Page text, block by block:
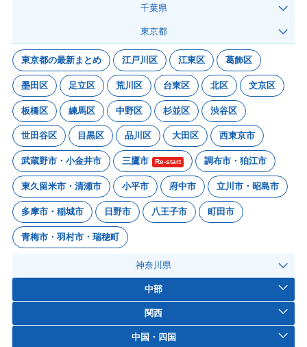
千葉県
東京都
東京都の最新まとめ 江戸川区 江東区 葛飾区
墨田区 足立区 荒川区 台東区 北区 文京区
板橋区 練馬区 中野区 杉並区 渋谷区
世田谷区 目黒区 品川区 大田区 西東京市
武蔵野市・小金井市 三鷹市 Re-start 調布市・狛江市
東久留米市・清瀬市 小平市 府中市 立川市・昭島市
多摩市・稲城市 日野市 八王子市 町田市
青梅市・羽村市・瑞穂町
神奈川県
中部
関西
中国・四国